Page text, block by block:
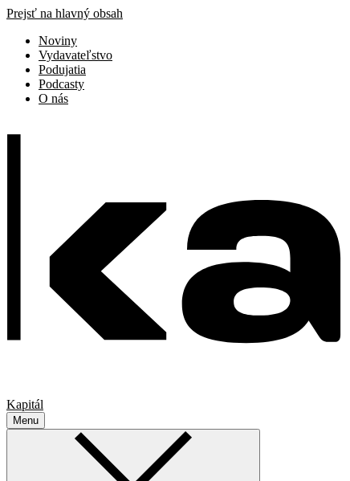
Prejsť na hlavný obsah
Noviny
Vydavateľstvo
Podujatia
Podcasty
O nás
Kapitál
Menu